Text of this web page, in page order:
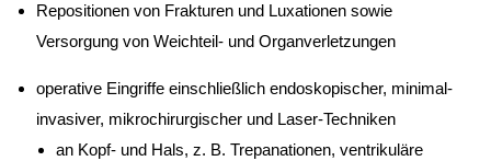
Repositionen von Frakturen und Luxationen sowie
Versorgung von Weichteil- und Organverletzungen
operative Eingriffe einschließlich endoskopischer, minimal-
invasiver, mikrochirurgischer und Laser-Techniken
an Kopf- und Hals, z. B. Trepanationen, ventrikuläre